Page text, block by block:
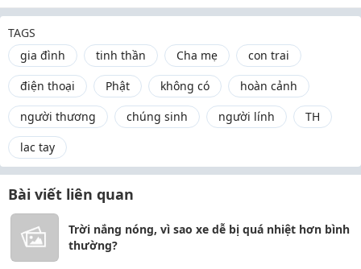
TAGS
gia đình
tinh thần Cha mẹ
con trai
điện thoại
Phật không có
hoàn cảnh
người thương
chúng sinh người lính
TH
lac tay
Bài viết liên quan
Trời nắng nóng, vì sao xe dễ bị quá nhiệt hơn bình
thường?